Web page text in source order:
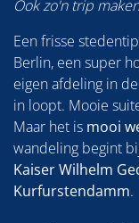
Ook zo'n trip
Een frisse
Berlin, een super
eigen afdeling in
in loopt. Mooie
Maar het is mooi
wandeling begint
Kaiser Wilhelm
Kurfurstendamm.